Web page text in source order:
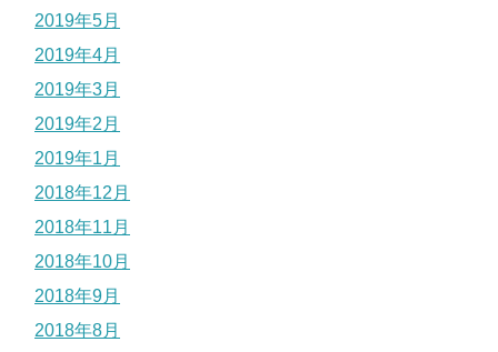
2019年5月
2019年4月
2019年3月
2019年2月
2019年1月
2018年12月
2018年11月
2018年10月
2018年9月
2018年8月